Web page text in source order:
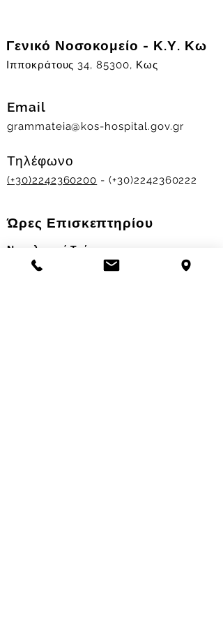
Γενικό Νοσοκομείο - Κ.Υ. Κω
Ιπποκράτους 34, 85300, Κως
Email
grammateia@kos-hospital.gov.gr
Τηλέφωνο
(+30)2242360200 - (+30)2242360222
Ώρες Επισκεπτηρίου
Νοσηλευτικά Τμήματα
Χειμερινό ωράριο: 11.00-13.00
17.30-19.30